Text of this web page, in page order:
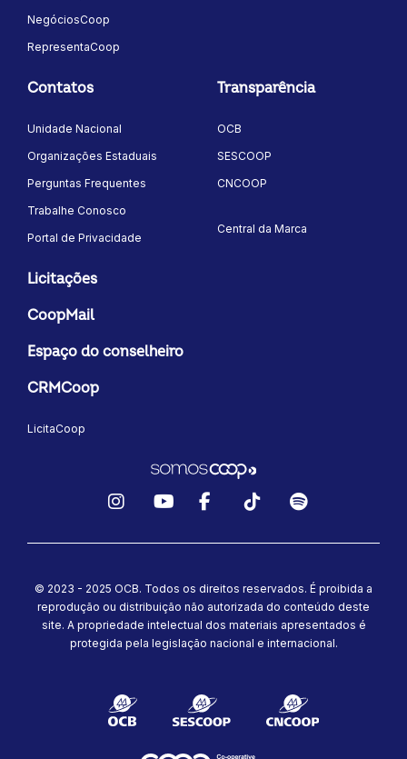
NegóciosCoop
RepresentaCoop
Contatos
Unidade Nacional
Organizações Estaduais
Perguntas Frequentes
Trabalhe Conosco
Portal de Privacidade
Transparência
OCB
SESCOOP
CNCOOP
Central da Marca
Licitações
CoopMail
Espaço do conselheiro
CRMCoop
LicitaCoop
© 2023 - 2025 OCB. Todos os direitos reservados. É proibida a
reprodução ou distribuição não autorizada do conteúdo deste
site. A propriedade intelectual dos materiais apresentados é
protegida pela legislação nacional e internacional.